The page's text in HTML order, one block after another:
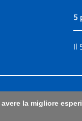
5
Il
la migliore